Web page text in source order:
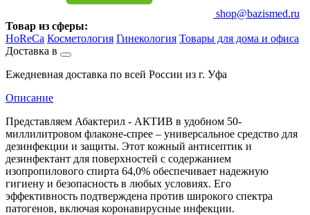
shop@bazismed.ru
Товар из сферы:
HoReCa Косметология Гинекология Товары для дома и офиса
Доставка в
Ежедневная доставка по всей России из г. Уфа
Описание
Представляем Абактерил - АКТИВ в удобном 50-
миллилитровом флаконе-спрее – универсальное средство для
дезинфекции и защиты. Этот кожный антисептик и
дезинфектант для поверхностей с содержанием
изопропилового спирта 64,0% обеспечивает надежную
гигиену и безопасность в любых условиях. Его
эффективность подтверждена против широкого спектра
патогенов, включая коронавирусные инфекции.